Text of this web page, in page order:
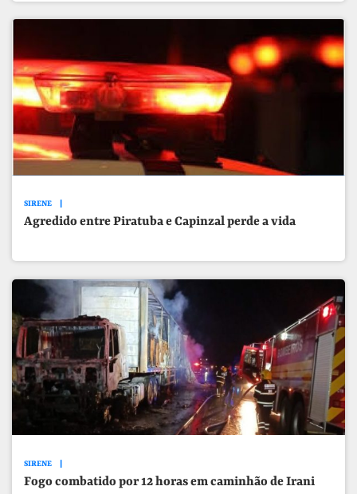
SIRENE
Agredido entre Piratuba e Capinzal perde a vida
SIRENE
Fogo combatido por 12 horas em caminhão de Irani